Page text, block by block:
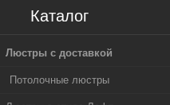
Каталог
Люстры с доставкой
Потолочные люстры